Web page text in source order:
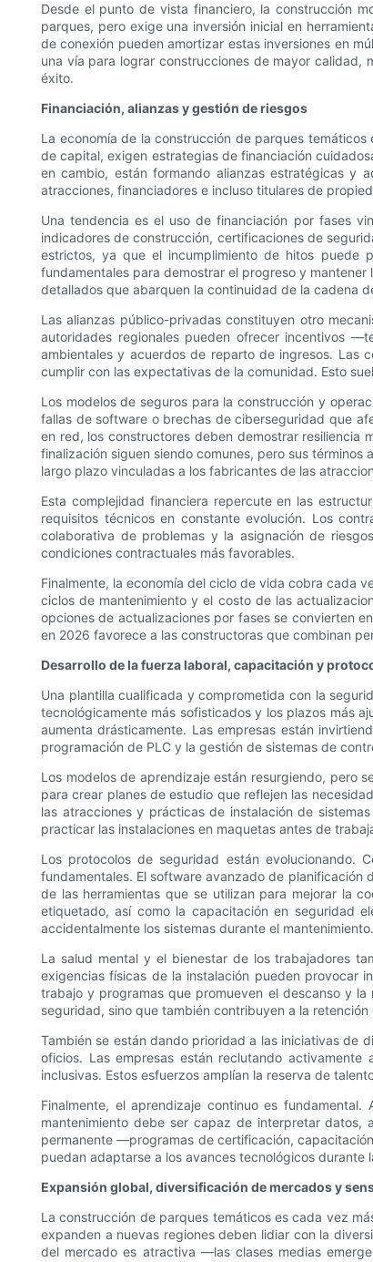
Desde el punto de vista financiero, la construcción
parques, pero exige una inversión inicial en
de conexión pueden amortizar estas inversiones en
una vía para lograr construcciones de mayor calidad,
éxito.
Financiación, alianzas y gestión de riesgos
La economía de la construcción de parques
de capital, exigen estrategias de financiación
en cambio, están formando alianzas estratégicas y
atracciones, financiadores e incluso titulares de
Una tendencia es el uso de financiación por fases
indicadores de construcción, certificaciones de
estrictos, ya que el incumplimiento de hitos puede
fundamentales para demostrar el progreso y
detallados que abarquen la continuidad de la cadena
Las alianzas público-privadas constituyen otro
autoridades regionales pueden ofrecer incentivos
ambientales y acuerdos de reparto de ingresos. Las
cumplir con las expectativas de la comunidad. Esto
Los modelos de seguros para la construcción y
fallas de software o brechas de ciberseguridad que
en red, los constructores deben demostrar resiliencia
finalización siguen siendo comunes, pero sus
largo plazo vinculadas a los fabricantes de las
Esta complejidad financiera repercute en las
requisitos técnicos en constante evolución. Los
colaborativa de problemas y la asignación de
condiciones contractuales más favorables.
Finalmente, la economía del ciclo de vida cobra cada
ciclos de mantenimiento y el costo de las
opciones de actualizaciones por fases se convierten
en 2026 favorece a las constructoras que combinan
Desarrollo de la fuerza laboral, capacitación y
Una plantilla cualificada y comprometida con la
tecnológicamente más sofisticados y los plazos más
aumenta drásticamente. Las empresas están
programación de PLC y la gestión de sistemas de
Los modelos de aprendizaje están resurgiendo, pero
para crear planes de estudio que reflejen las
las atracciones y prácticas de instalación de
practicar las instalaciones en maquetas antes de
Los protocolos de seguridad están evolucionando.
fundamentales. El software avanzado de planificación
de las herramientas que se utilizan para mejorar la
etiquetado, así como la capacitación en seguridad
accidentalmente los sistemas durante el mantenimiento.
La salud mental y el bienestar de los trabajadores
exigencias físicas de la instalación pueden provocar
trabajo y programas que promueven el descanso y
seguridad, sino que también contribuyen a la
También se están dando prioridad a las iniciativas de
oficios. Las empresas están reclutando
inclusivas. Estos esfuerzos amplían la reserva de
Finalmente, el aprendizaje continuo es
mantenimiento debe ser capaz de interpretar datos,
permanente —programas de certificación,
puedan adaptarse a los avances tecnológicos durante
Expansión global, diversificación de mercados y
La construcción de parques temáticos es cada vez
expanden a nuevas regiones deben lidiar con la
del mercado es atractiva —las clases medias